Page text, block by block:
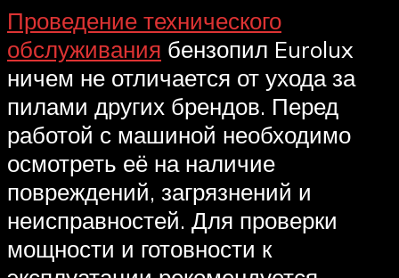
Проведение технического
обслуживания бензопил Eurolux
ничем не отличается от ухода за
пилами других брендов. Перед
работой с машиной необходимо
осмотреть её на наличие
повреждений, загрязнений и
неисправностей. Для проверки
мощности и готовности к